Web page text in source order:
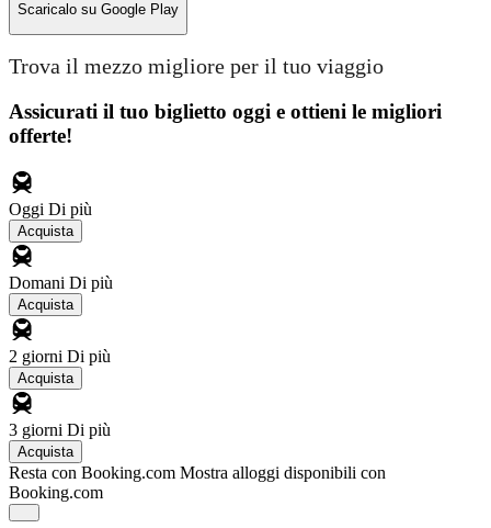
Scaricalo su Google Play
Trova il mezzo migliore per il tuo viaggio
Assicurati il ​​tuo biglietto oggi e ottieni le migliori
offerte!
Oggi Di più
Acquista
Domani Di più
Acquista
2 giorni Di più
Acquista
3 giorni Di più
Acquista
Resta con Booking.com Mostra alloggi disponibili con
Booking.com